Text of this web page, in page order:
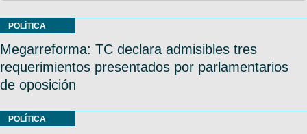
POLÍTICA
Megarreforma: TC declara admisibles tres
requerimientos presentados por parlamentarios
de oposición
POLÍTICA